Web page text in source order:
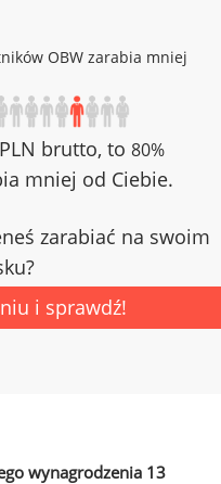
OBW zarabia mniej
brutto, to 80%
mniej od Ciebie.
zarabiać na swoim
i sprawdź!
wynagrodzenia 13